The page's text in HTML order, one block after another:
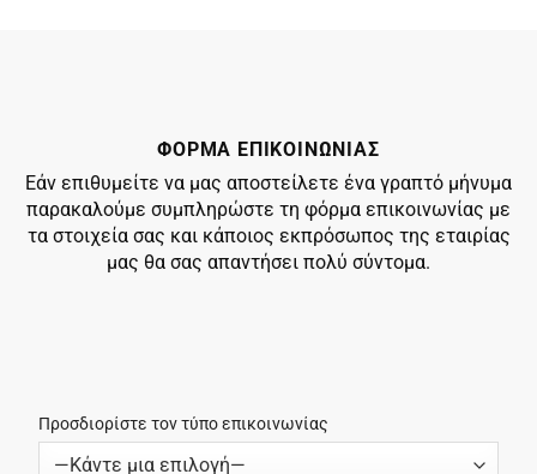
ΦΟΡΜΑ ΕΠΙΚΟΙΝΩΝΙΑΣ
Εάν επιθυμείτε να μας αποστείλετε ένα γραπτό μήνυμα
παρακαλούμε συμπληρώστε τη φόρμα επικοινωνίας με
τα στοιχεία σας και κάποιος εκπρόσωπος της εταιρίας
μας θα σας απαντήσει πολύ σύντομα.
Προσδιορίστε τον τύπο επικοινωνίας